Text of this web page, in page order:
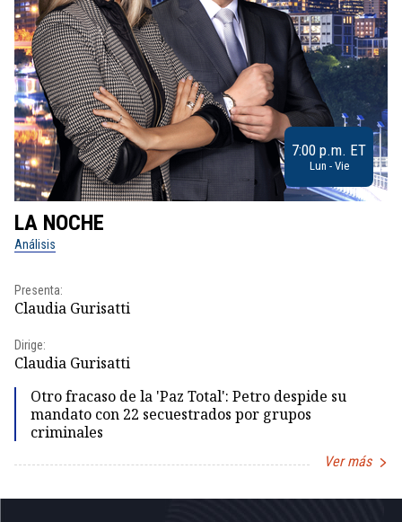
7:00 p.m. ET
Lun - Vie
LA NOCHE
Análisis
Presenta:
Claudia Gurisatti
Dirige:
Claudia Gurisatti
Otro fracaso de la 'Paz Total': Petro despide su
mandato con 22 secuestrados por grupos
criminales
Ver más
1